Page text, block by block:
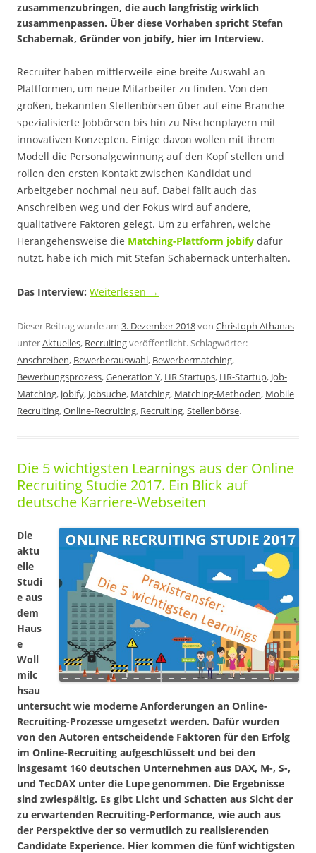
zusammenzubringen, die auch langfristig wirklich
zusammenpassen. Über diese Vorhaben spricht Stefan
Schabernak, Gründer von jobify, hier im Interview.
Recruiter haben mittlerweile eine breite Auswahl an
Plattformen, um neue Mitarbeiter zu finden. Von den
großen, bekannten Stellenbörsen über auf eine Branche
spezialisierte Jobbörsen bis hin zu Nischenplayern mit
innovativen Konzepten. Einige davon wollen mit ihrem
Modell die Personalgewinnung auf den Kopf stellen und
rollen den ersten Kontakt zwischen Kandidat und
Arbeitgeber nochmal neu auf. Dabei fällt auch das
Anschreiben weg und der Fokus wird auf andere,
qualitativere Faktoren gelegt. Um zu erfahren, welche
Herangehensweise die Matching-Plattform jobify dafür
nutzt, habe ich mich mit Stefan Schabernack unterhalten.
Das Interview: Weiterlesen →
Dieser Beitrag wurde am 3. Dezember 2018von Christoph Athanas
unterAktuelles, Recruitingveröffentlicht. Schlagwörter:
Anschreiben, Bewerberauswahl, Bewerbermatching,
Bewerbungsprozess,Generation Y, HR Startups, HR-Startup, Job-
Matching, jobify, Jobsuche, Matching, Matching-Methoden, Mobile
Recruiting,Online-Recruiting, Recruiting,Stellenbörse.
Die 5 wichtigsten Learnings aus der Online
Recruiting Studie 2017. Ein Blick auf
deutsche Karriere-Webseiten
Die
aktu
elle
Studi
e aus
dem
Haus
e
Woll
milc
hsau
untersucht wie moderne Anforderungen an Online-
Recruiting-Prozesse umgesetzt werden. Dafür wurden
von den Autoren entscheidende Faktoren für den Erfolg
im Online-Recruiting aufgeschlüsselt und bei den
insgesamt 160 deutschen Unternehmen aus DAX, M-, S-,
und TecDAX unter die Lupe genommen. Die Ergebnisse
sind zwiespältig. Es gibt Licht und Schatten aus Sicht der
zu erwartenden Recruiting-Performance, wie auch aus
der Perspektive der so vermutlich zu realisierenden
Candidate Experience. Hier kommen die fünf wichtigsten